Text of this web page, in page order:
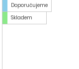
Doporučujeme
Skladem